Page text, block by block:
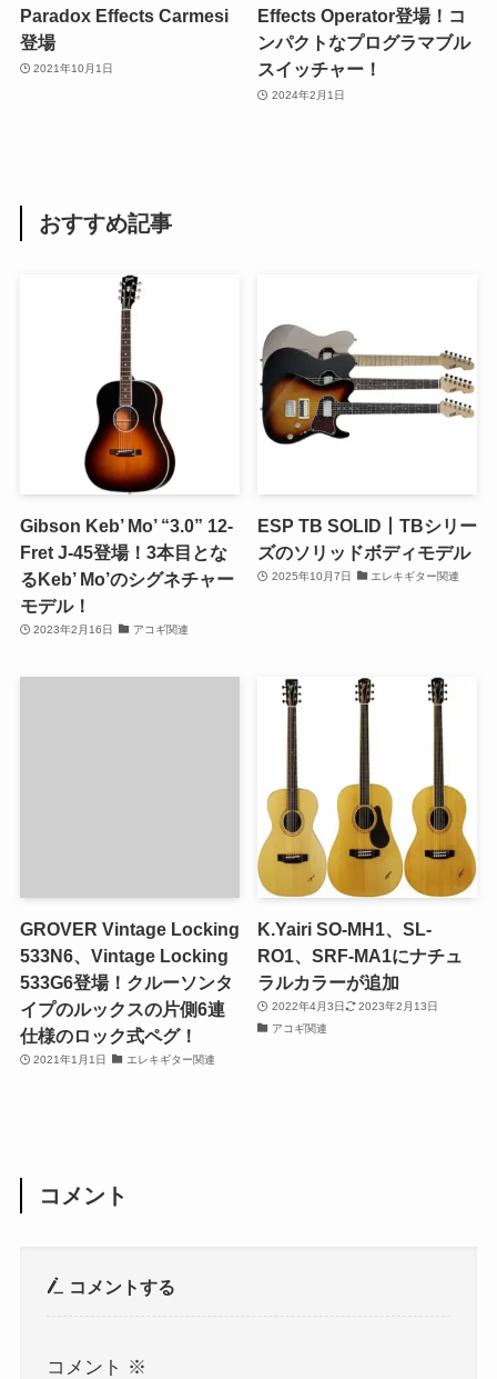
Paradox Effects Carmesi
登場
2021年10月1日
Effects Operator登場！コ
ンパクトなプログラマブル
スイッチャー！
2024年2月1日
おすすめ記事
Gibson Keb’ Mo’ “3.0” 12-
Fret J-45登場！3本目とな
るKeb’ Mo’のシグネチャー
モデル！
2023年2月16日 アコギ関連
ESP TB SOLID丨TBシリー
ズのソリッドボディモデル
2025年10月7日 エレキギター関連
GROVER Vintage Locking
533N6、Vintage Locking
533G6登場！クルーソンタ
イプのルックスの片側6連
仕様のロック式ペグ！
2021年1月1日 エレキギター関連
K.Yairi SO-MH1、SL-
RO1、SRF-MA1にナチュ
ラルカラーが追加
2022年4月3日
2023年2月13日
アコギ関連
コメント
コメントする
コメント ※